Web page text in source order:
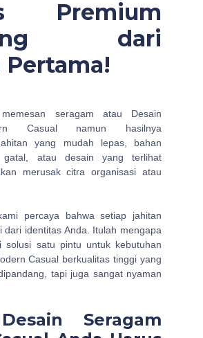
Premium
dari
Pertama!
seragam atau Desain
Casual namun hasilnya
yang mudah lepas, bahan
atau desain yang terlihat
merusak citra organisasi atau
percaya bahwa setiap jahitan
dari identitas Anda. Itulah mengapa
solusi satu pintu untuk kebutuhan
Casual berkualitas tinggi yang
tapi juga sangat nyaman
Seragam